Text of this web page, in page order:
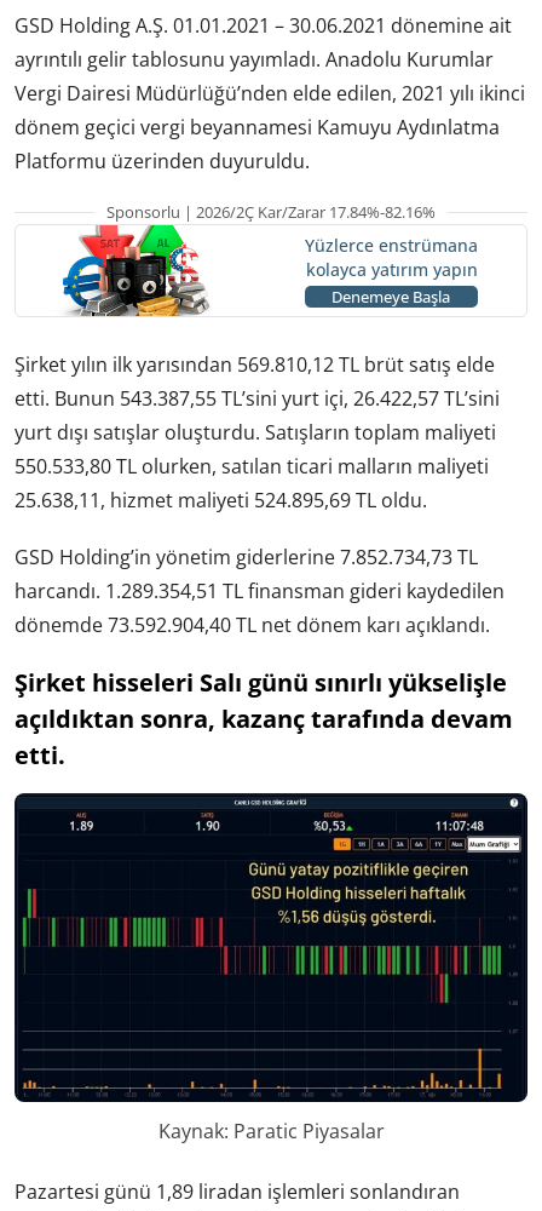
GSD Holding A.Ş. 01.01.2021 – 30.06.2021 dönemine ait
ayrıntılı gelir tablosunu yayımladı. Anadolu Kurumlar
Vergi Dairesi Müdürlüğü’nden elde edilen, 2021 yılı ikinci
dönem geçici vergi beyannamesi Kamuyu Aydınlatma
Platformu üzerinden duyuruldu.
Sponsorlu | 2026/2Ç Kar/Zarar 17.84%-82.16%
Yüzlerce enstrümana
kolayca yatırım yapın
Denemeye Başla
Şirket yılın ilk yarısından 569.810,12 TL brüt satış elde
etti. Bunun 543.387,55 TL’sini yurt içi, 26.422,57 TL’sini
yurt dışı satışlar oluşturdu. Satışların toplam maliyeti
550.533,80 TL olurken, satılan ticari malların maliyeti
25.638,11, hizmet maliyeti 524.895,69 TL oldu.
GSD Holding’in yönetim giderlerine 7.852.734,73 TL
harcandı. 1.289.354,51 TL finansman gideri kaydedilen
dönemde 73.592.904,40 TL net dönem karı açıklandı.
Şirket hisseleri Salı günü sınırlı yükselişle
açıldıktan sonra, kazanç tarafında devam
etti.
Kaynak: Paratic Piyasalar
Pazartesi günü 1,89 liradan işlemleri sonlandıran